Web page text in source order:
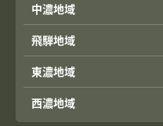
中濃地域
飛騨地域
東濃地域
西濃地域